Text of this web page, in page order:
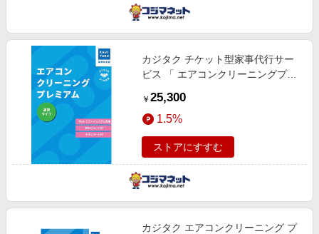
カジタク チケット型家事代行サー
ビス 「 エアコンクリーニングプレ
自動お掃除エアコンは対象外)
￥ 25,300
1.5%
ストアにすすむ
カジタク エアコンクリーニング プ